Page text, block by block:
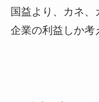
国益より、カネ、
企業の利益しか考